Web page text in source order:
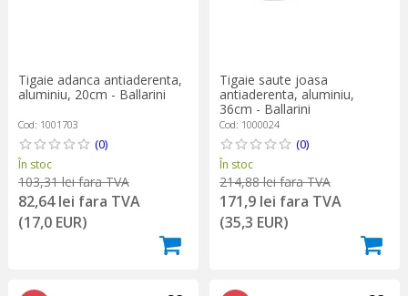
Tigaie adanca antiaderenta,
aluminiu, 20cm - Ballarini
Cod: 1001703
(0)
În stoc
103,31 lei fara TVA
82,64 lei fara TVA
(17,0 EUR)
Tigaie saute joasa
antiaderenta, aluminiu,
36cm - Ballarini
Cod: 1000024
(0)
În stoc
214,88 lei fara TVA
171,9 lei fara TVA
(35,3 EUR)